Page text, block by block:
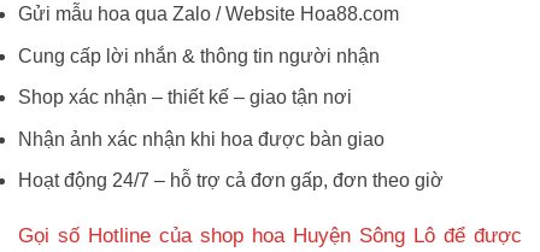
Gửi mẫu hoa qua Zalo / Website Hoa88.com
Cung cấp lời nhắn & thông tin người nhận
Shop xác nhận – thiết kế – giao tận nơi
Nhận ảnh xác nhận khi hoa được bàn giao
Hoạt động 24/7 – hỗ trợ cả đơn gấp, đơn theo giờ
Gọi số Hotline của shop hoa Huyện Sông Lô để được